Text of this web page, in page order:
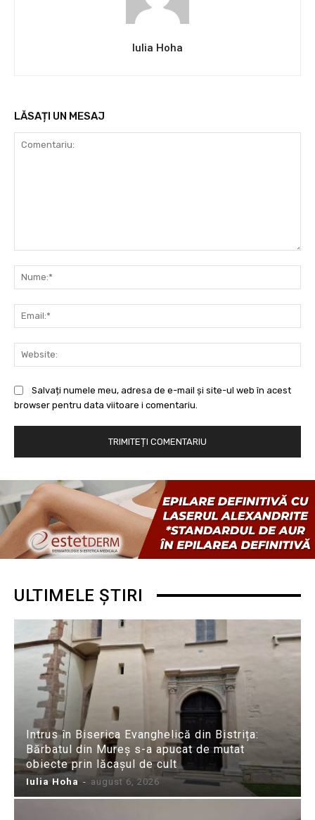
Iulia Hoha
LĂSAȚI UN MESAJ
Salvați numele meu, adresa de e-mail și site-ul web în acest
browser pentru data viitoare i comentariu.
ULTIMELE ȘTIRI
Intrus în Biserica Evanghelică din Bistrița:
Bărbatul din Mureș s-a apucat de mutat
obiecte prin lăcașul de cult
Iulia Hoha - august 6, 2026